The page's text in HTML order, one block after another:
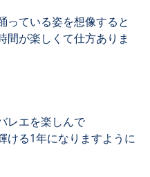
っている姿を想像すると﻿
間が楽しくて仕方ありま
レエを楽しんで﻿
ける1年になりますように